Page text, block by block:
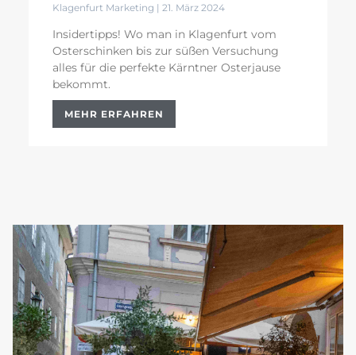
Klagenfurt Marketing 21. März 2024
Insidertipps! Wo man in Klagenfurt vom
Osterschinken bis zur süßen Versuchung
alles für die perfekte Kärntner Osterjause
bekommt.
MEHR ERFAHREN